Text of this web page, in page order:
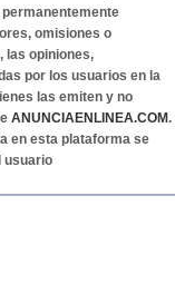
omisiones o
las opiniones,
por los usuarios en la
las emiten y no
ANUNCIAENLINEA.COM.
en esta plataforma se
usuario